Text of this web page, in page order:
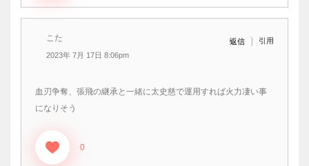
こた
2023年 7月 17日 8:06pm
返信 引用
血刃争奪、張飛の継承と一緒に太史慈で運用すれば火力凄い事
になりそう
0